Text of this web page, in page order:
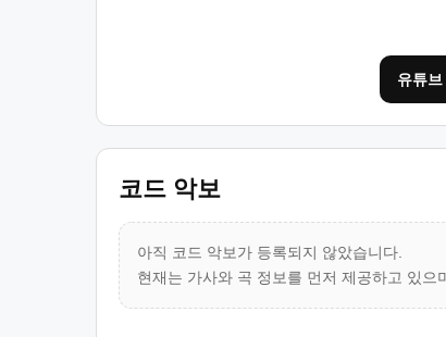
유튜브
코드 악보
아직 코드 악보가 등록되지 않았습니다.
현재는 가사와 곡 정보를 먼저 제공하고 있으